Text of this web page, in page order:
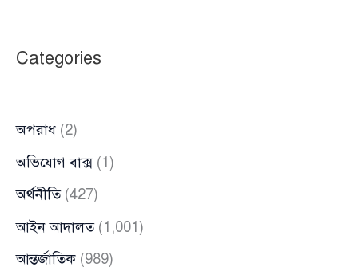
জনপ্রিয়
Categories
অপরাধ (2)
অভিযোগ বাক্স(1)
অর্থনীতি(427)
আইন আদালত(1,001)
আন্তর্জাতিক (989)